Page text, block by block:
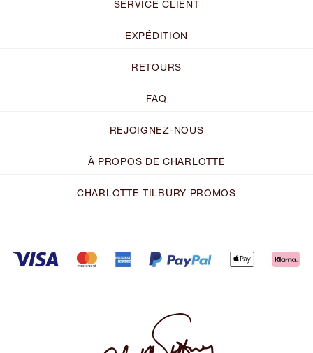
SERVICE CLIENT
EXPÉDITION
RETOURS
FAQ
REJOIGNEZ-NOUS
À PROPOS DE CHARLOTTE
CHARLOTTE TILBURY PROMOS